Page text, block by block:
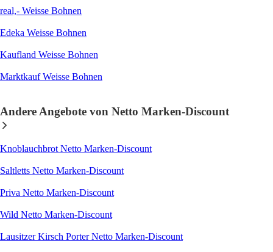
real,- Weisse Bohnen
Edeka Weisse Bohnen
Kaufland Weisse Bohnen
Marktkauf Weisse Bohnen
Andere Angebote von Netto Marken-Discount
Knoblauchbrot Netto Marken-Discount
Saltletts Netto Marken-Discount
Priva Netto Marken-Discount
Wild Netto Marken-Discount
Lausitzer Kirsch Porter Netto Marken-Discount